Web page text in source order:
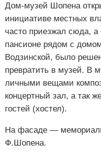
Дом-музей Шопена
инициативе местных
часто приезжал сюда,
пансионе рядом с
Водзинской, было
превратить в музей. В
личными вещами
концертный зал, а так
гостей (хостел).
На фасаде —
Ф.Шопена.